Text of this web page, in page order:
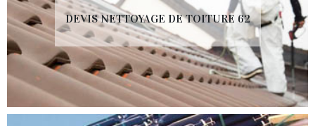
DEVIS NETTOYAGE DE TOITURE 62